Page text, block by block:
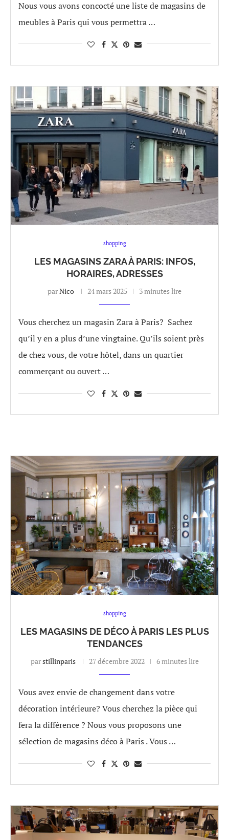
Nous vous avons concocté une liste de magasins de
meubles à Paris qui vous permettra …
shopping
LES MAGASINS ZARA À PARIS: INFOS,
HORAIRES, ADRESSES
parNico 24 mars 2025 3 minutes lire
Vous cherchez un magasin Zara à Paris? Sachez
qu’il y en a plus d’une vingtaine. Qu’ils soient près
de chez vous, de votre hôtel, dans un quartier
commerçant ou ouvert …
shopping
LES MAGASINS DE DÉCO À PARIS LES PLUS
TENDANCES
parstillinparis 27 décembre 2022 6 minutes lire
Vous avez envie de changement dans votre
décoration intérieure? Vous cherchez la pièce qui
fera la différence ? Nous vous proposons une
sélection de magasins déco à Paris . Vous …